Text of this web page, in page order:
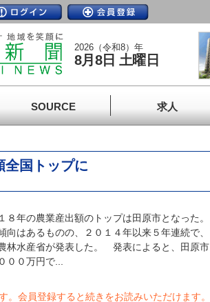
2026（令和8）年
8月8日 土曜日
SOURCE 求人
全国トップに
年の農業産出額のトップは田原市となった。
向はあるものの、２０１４年以来５年連続で、
林水産省が発表した。 発表によると、田原市
００万円で...
。 会員登録すると続きをお読みいただけます。